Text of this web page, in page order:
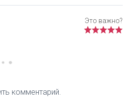
комментарий.